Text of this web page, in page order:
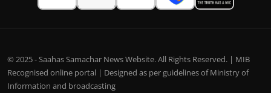
© 2025 - Saahas Samachar News Website. All Rights Reserved. | MIB
Recognised online portal | Designed as per guidelines of Ministry of
Information and broadcasting